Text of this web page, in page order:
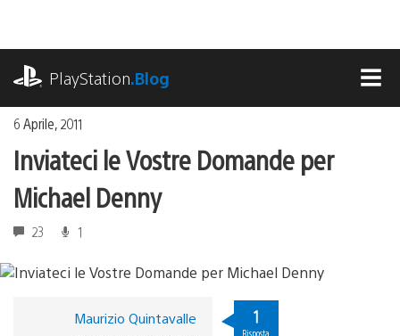
contenuto
PlayStation.Blog
6 Aprile, 2011
Inviateci le Vostre Domande per
Michael Denny
23 1
Maurizio Quintavalle 1
Risposta